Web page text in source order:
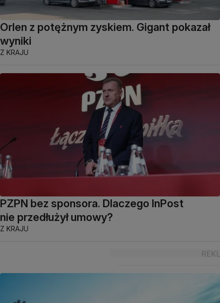
Orlen z potężnym zyskiem. Gigant pokazał
wyniki
Z KRAJU
PZPN bez sponsora. Dlaczego InPost
nie przedłużył umowy?
Z KRAJU